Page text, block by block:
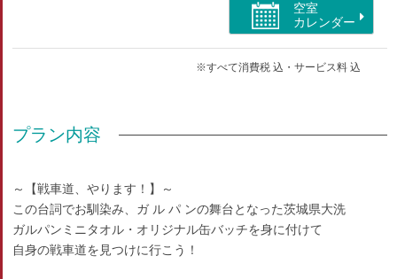
空室
カレンダー
※すべて消費税 込・サービス料 込
プラン内容
～【戦車道、やります！】～
この台詞でお馴染み、ガ ル パ ンの舞台となった茨城県大洗
ガルパンミニタオル・オリジナル缶バッチを身に付けて
自身の戦車道を見つけに行こう！